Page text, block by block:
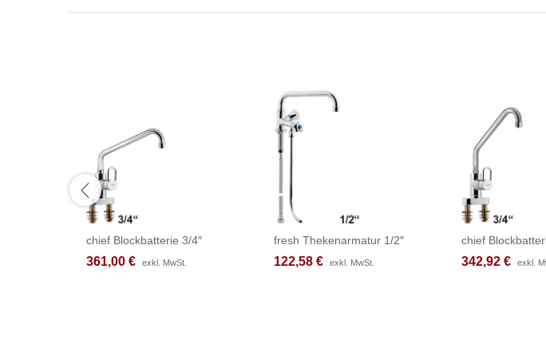
chief Blockbatterie 3/4″
361,00 € exkl. MwSt.
361,00 € exkl. MwSt.
fresh Thekenarmatur 1/2″
122,58 € exkl. MwSt.
122,58 € exkl. MwSt.
chief
342,92 € exkl.
342,92 € exkl.